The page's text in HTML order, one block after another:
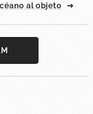
al objeto